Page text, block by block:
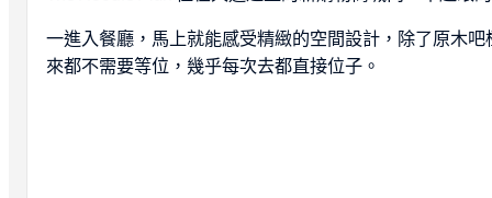
一進入餐廳，馬上就能感受精緻的空間設計，除了原木
來都不需要等位，幾乎每次去都直接位子。